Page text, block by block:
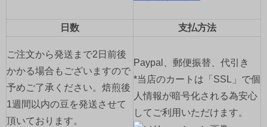
日数 支払方法
ご注文から発送まで2日前後
かかる場合もございますので
予めご了承ください。焙煎後
1週間以内の豆を発送させて
頂いております。
Paypal、郵便振替、代引き
*当店のカートは「SSL」で個
人情報が暗号化される為安心
してご利用いただけます。